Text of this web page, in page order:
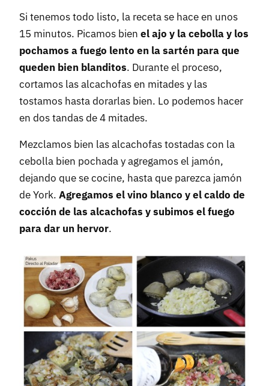
Si tenemos todo listo, la receta se hace en unos
15 minutos. Picamos bien el ajo y la cebolla y los
pochamos a fuego lento en la sartén para que
queden bien blanditos. Durante el proceso,
cortamos las alcachofas en mitades y las
tostamos hasta dorarlas bien. Lo podemos hacer
en dos tandas de 4 mitades.
Mezclamos bien las alcachofas tostadas con la
cebolla bien pochada y agregamos el jamón,
dejando que se cocine, hasta que parezca jamón
de York. Agregamos el vino blanco y el caldo de
cocción de las alcachofas y subimos el fuego
para dar un hervor.